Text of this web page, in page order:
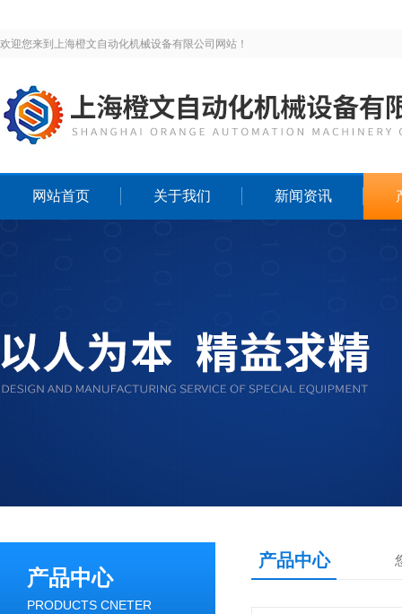
欢迎您来到上海橙文自动化机械设备有限公司网站！
网站首页 关于我们 新闻资讯
产品中心
PRODUCTS CNETER
产品中心